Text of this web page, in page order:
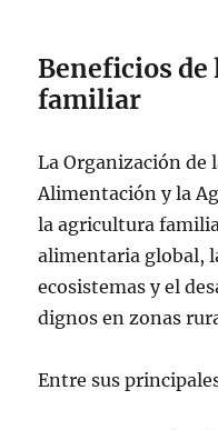
Beneficios
familiar
La Organización de
Alimentación y la
la agricultura
alimentaria global,
ecosistemas y el
dignos en zonas
Entre sus